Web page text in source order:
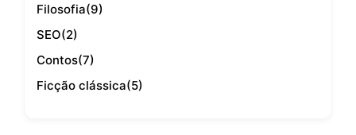
Filosofia(9)
SEO(2)
Contos(7)
Ficção clássica(5)